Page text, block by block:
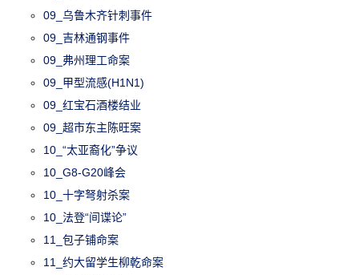
09_乌鲁木齐针刺事件
09_吉林通钢事件
09_弗州理工命案
09_甲型流感(H1N1)
09_红宝石酒楼结业
09_超市东主陈旺案
10_“太亚裔化”争议
10_G8-G20峰会
10_十字弩射杀案
10_法登“间谍论”
11_包子铺命案
11_约大留学生柳乾命案